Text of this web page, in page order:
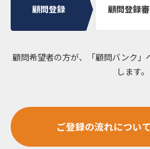
顧問登録 顧問登録
顧問希望者の方が、「顧問バンク」
します。
ご登録の流れについ